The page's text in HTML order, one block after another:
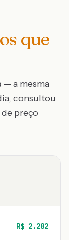
que
— a mesma
consultou
de preço
R$ 2.282